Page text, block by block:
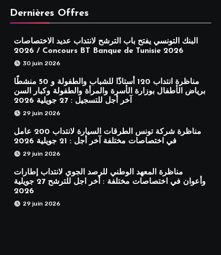
Dernières Offres
البنك التونسي يفتح باب الترشح لانتداب عديد الاختصاصات
2026 / Concours BT Banque de Tunisie 2026
30 juin 2026
مناظرة انتداب 120 أستاذًا للشباب والطفولة و 50 منشطًا
برياض الأطفال بوزارة الأسرة والمرأة والطفولة وكبار السن
آخر أجل للتسجيل : 27 جويلية 2026
29 juin 2026
مناظرة شركة تونس الطرقات السيارة لانتداب 200 عامل
في اختصاصات مختلفة آخر أجل : 21 جويلية 2026
29 juin 2026
مناظرة المعهد الوطني للرصد الجوي لانتداب إطارات
وأعوان في اختصاصات مختلفة : أخر اجل للترشح 27 جويلية
2026
29 juin 2026